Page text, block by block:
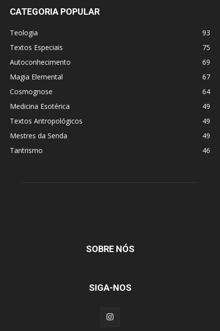
CATEGORIA POPULAR
Teologia
93
Textos Especiais
75
Autoconhecimento
69
Magia Elemental
67
Cosmognose
64
Medicina Esotérica
49
Textos Antropológicos
49
Mestres da Senda
49
Tantrismo
46
SOBRE NÓS
SIGA-NOS